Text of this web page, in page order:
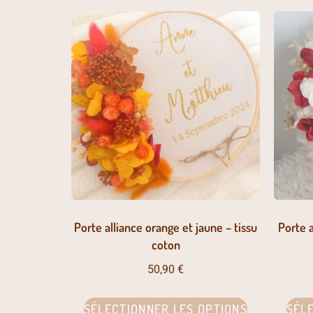
Porte alliance orange et jaune – tissu
coton
50,90 €
SÉLECTIONNER LES OPTIONS
Porte